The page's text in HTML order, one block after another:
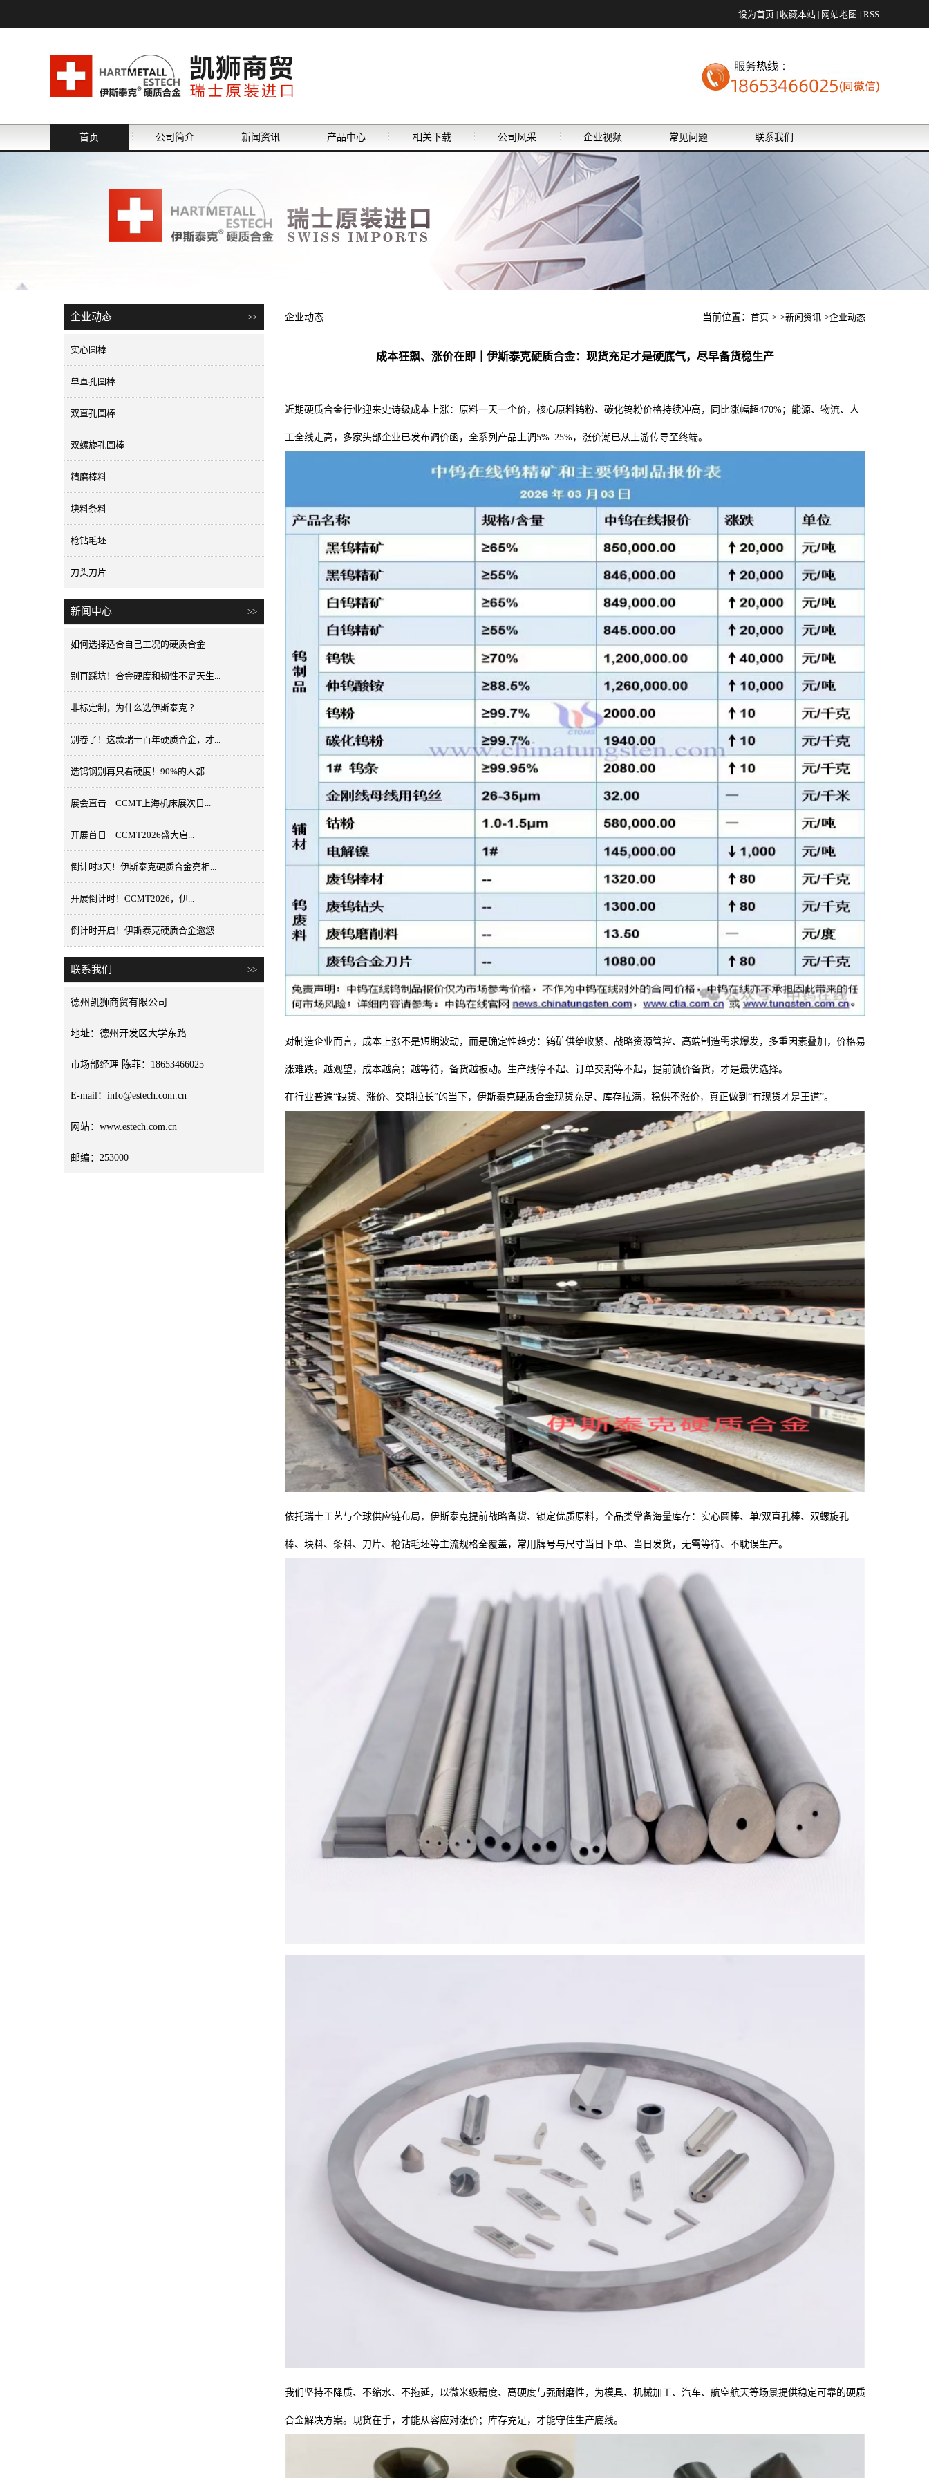
设为首页 收藏本站 网站地图 RSS
首页 公司简介 新闻资讯 产品中心 相关下载 公司风采 企业视频 常见问题 联系我们
企业动态 >>
实心圆棒
单直孔圆棒
双直孔圆棒
双螺旋孔圆棒
精磨棒料
块料条料
枪钻毛坯
刀头刀片
新闻中心 >>
如何选择适合自己工况的硬质合金
别再踩坑！合金硬度和韧性不是天生...
非标定制，为什么选伊斯泰克 ？
别卷了！这款瑞士百年硬质合金，才...
选钨钢别再只看硬度！90%的人都...
展会直击｜CCMT上海机床展次日...
开展首日｜CCMT2026盛大启...
倒计时3天！伊斯泰克硬质合金亮相...
开展倒计时！CCMT2026，伊...
倒计时开启！伊斯泰克硬质合金邀您...
联系我们 >>
德州凯狮商贸有限公司
地址：德州开发区大学东路
市场部经理 陈菲：18653466025
E-mail：info@estech.com.cn
网站：www.estech.com.cn
邮编：253000
当前位置： 首页 > >新闻资讯 >企业动态
企业动态
成本狂飙、涨价在即｜伊斯泰克硬质合金：现货充足才是硬底气，尽早备货稳生产
近期硬质合金行业迎来史诗级成本上涨：原料一天一个价，核心原料钨粉、碳化钨粉价格持续冲高，同比涨幅超470%；能源、物流、人
工全线走高，多家头部企业已发布调价函，全系列产品上调5%–25%，涨价潮已从上游传导至终端。
对制造企业而言，成本上涨不是短期波动，而是确定性趋势：钨矿供给收紧、战略资源管控、高端制造需求爆发，多重因素叠加，价格易
涨难跌。越观望，成本越高；越等待，备货越被动。生产线停不起、订单交期等不起，提前锁价备货，才是最优选择。
在行业普遍“缺货、涨价、交期拉长”的当下，伊斯泰克硬质合金现货充足、库存拉满，稳供不涨价，真正做到“有现货才是王道”。
依托瑞士工艺与全球供应链布局，伊斯泰克提前战略备货、锁定优质原料，全品类常备海量库存：实心圆棒、单/双直孔棒、双螺旋孔
棒、块料、条料、刀片、枪钻毛坯等主流规格全覆盖，常用牌号与尺寸当日下单、当日发货，无需等待、不耽误生产。
我们坚持不降质、不缩水、不拖延，以微米级精度、高硬度与强耐磨性，为模具、机械加工、汽车、航空航天等场景提供稳定可靠的硬质
合金解决方案。现货在手，才能从容应对涨价；库存充足，才能守住生产底线。